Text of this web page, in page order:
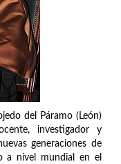
del Páramo (León)
investigador y
generaciones de
a nivel mundial en el